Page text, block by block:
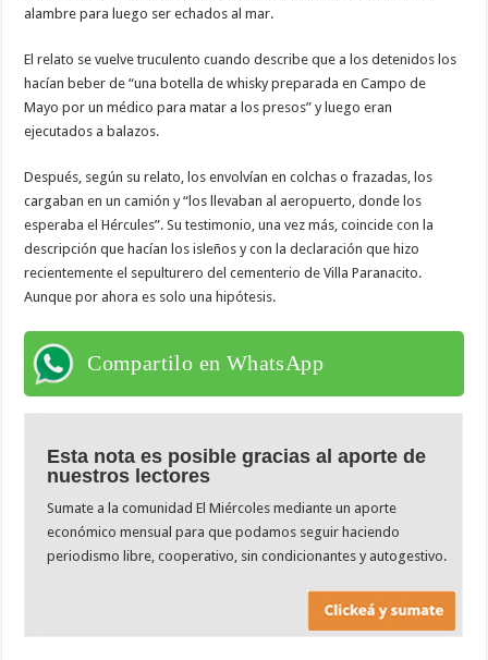
alambre para luego ser echados al mar.
El relato se vuelve truculento cuando describe que a los detenidos los
hacían beber de “una botella de whisky preparada en Campo de
Mayo por un médico para matar a los presos” y luego eran
ejecutados a balazos.
Después, según su relato, los envolvían en colchas o frazadas, los
cargaban en un camión y “los llevaban al aeropuerto, donde los
esperaba el Hércules”. Su testimonio, una vez más, coincide con la
descripción que hacían los isleños y con la declaración que hizo
recientemente el sepulturero del cementerio de Villa Paranacito.
Aunque por ahora es solo una hipótesis.
Compartilo en WhatsApp
Esta nota es posible gracias al aporte de
nuestros lectores
Sumate a la comunidad El Miércoles mediante un aporte
económico mensual para que podamos seguir haciendo
periodismo libre, cooperativo, sin condicionantes y autogestivo.